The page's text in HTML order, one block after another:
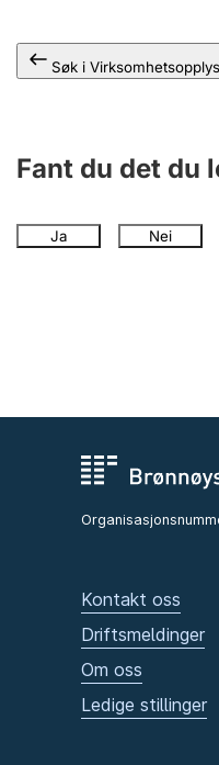
Søk i
Fant du det du
Ja Nei
Kontakt oss
Driftsmeldinger
Om oss
Ledige stillinger